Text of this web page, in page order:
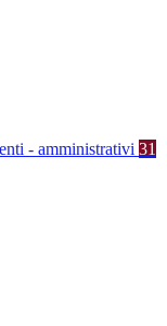
- amministrativi 31